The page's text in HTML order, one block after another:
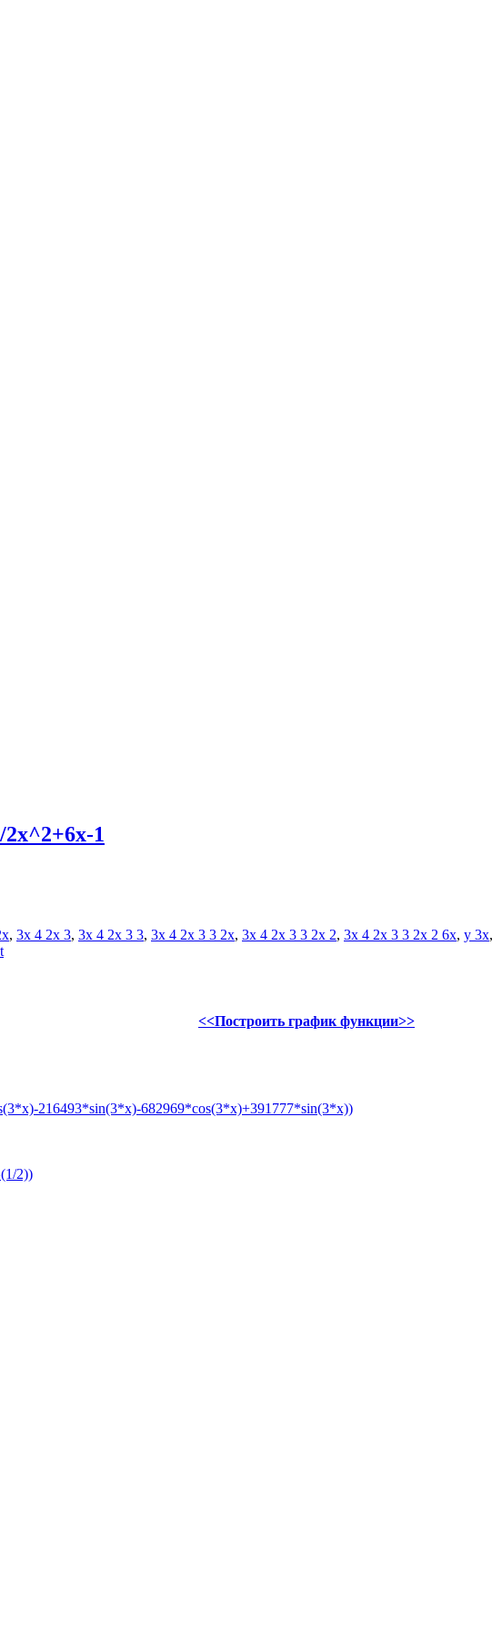
1
, 3x 4 2x 3, 3x 4 2x 3 3, 3x 4 2x 3 3 2x, 3x 4 2x 3 3 2x 2, 3x 4 2x 3 3 2x 2 6x, y 3x,
<<Построить график функции>>
216493*sin(3*x)-682969*cos(3*x)+391777*sin(3*x))
2))